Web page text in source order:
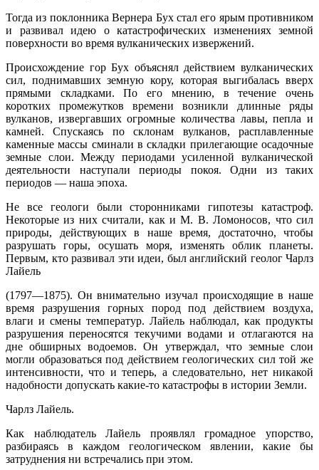
Тогда из поклонника Вернера Бух стал его ярым противником
и развивал идею о катастрофических изменениях земной
поверхности во время вулканических извержений.
Происхождение гор Бух объяснял действием вулканических
сил, поднимавших земную кору, которая выгибалась вверх
прямыми складками. По его мнению, в течение очень
коротких промежутков времени возникли длинные ряды
вулканов, извергавших огромные количества лавы, пепла и
камней. Спускаясь по склонам вулканов, расплавленные
каменные массы сминали в складки прилегающие осадочные
земные слои. Между периодами усиленной вулканической
деятельности наступали периоды покоя. Одни из таких
периодов — наша эпоха.
Не все геологи были сторонниками гипотезы катастроф.
Некоторые из них считали, как и М. В. Ломоносов, что сил
природы, действующих в наше время, достаточно, чтобы
разрушать горы, осушать моря, изменять облик планеты.
Первым, кто развивал эти идеи, был английский геолог Чарлз
Лайель
(1797—1875). Он внимательно изучал происходящие в наше
время разрушения горных пород под действием воздуха,
влаги и смены температур. Лайель наблюдал, как продукты
разрушения переносятся текучими водами и отлагаются на
дне обширных водоемов. Он утверждал, что земные слои
могли образоваться под действием геологических сил той же
интенсивности, что и теперь, а следовательно, нет никакой
надобности допускать какие-то катастрофы в истории Земли.
Чарлз Лайель.
Как наблюдатель Лайель проявлял громадное упорство,
разбираясь в каждом геологическом явлении, какие бы
затруднения ни встречались при этом.